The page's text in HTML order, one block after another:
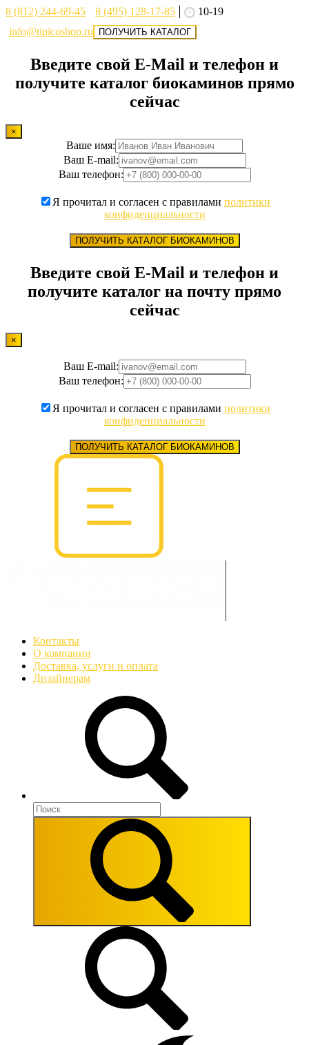
8 (812) 244-69-45 8 (495) 128-17-85
10-19
info@tipicoshop.ru
ПОЛУЧИТЬ КАТАЛОГ
Введите свой E-Mail и телефон и
получите каталог биокаминов прямо
сейчас
×
Ваше имя:
Ваш E-mail:
Ваш телефон:
Я прочитал и согласен с правилами политики
конфиденциальности
ПОЛУЧИТЬ КАТАЛОГ БИОКАМИНОВ
Введите свой E-Mail и телефон и
получите каталог на почту прямо
сейчас
×
Ваш E-mail:
Ваш телефон:
Я прочитал и согласен с правилами политики
конфиденциальности
ПОЛУЧИТЬ КАТАЛОГ БИОКАМИНОВ
Контакты
О компании
Доставка, услуги и оплата
Дизайнерам